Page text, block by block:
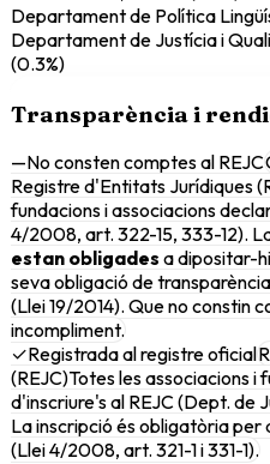
Departament de Política
Departament de Justícia i
(0.3%)
Transparència i
—No consten comptes al REJC
Registre d'Entitats Jurídiques
fundacions i associacions
4/2008, art. 322-15, 333-12).
estan obligades a dipositar-
seva obligació de
(Llei 19/2014). Que no constin
incompliment.
✓Registrada al registre oficial
(REJC)Totes les associacions i
d'inscriure's al REJC (Dept. de
La inscripció és obligatòria
(Llei 4/2008, art. 321-1 i 331-1).